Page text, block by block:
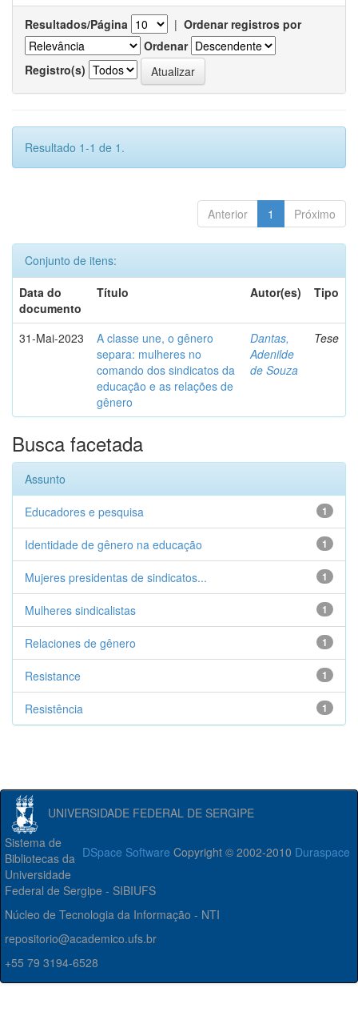
Resultados/Página | Ordenar registros por
Ordenar
Registro(s)
Resultado 1-1 de 1.
Anterior 1 Próximo
Conjunto de itens:
Data do
documento
Título Autor(es) Tipo
31-Mai-2023
A classe une, o gênero
separa: mulheres no
comando dos sindicatos da
educação e as relações de
gênero
Dantas,
Adenilde
de Souza
Tese
Busca facetada
Assunto
1
Educadores e pesquisa
1
Identidade de gênero na educação
1
Mujeres presidentas de sindicatos...
1
Mulheres sindicalistas
1
Relaciones de gênero
1
Resistance
1
Resistência
UNIVERSIDADE FEDERAL DE SERGIPE
DSpace Software Copyright © 2002-2010 Duraspace
Sistema de
Bibliotecas da
Universidade
Federal de Sergipe - SIBIUFS
Núcleo de Tecnologia da Informação - NTI
repositorio@academico.ufs.br
+55 79 3194-6528